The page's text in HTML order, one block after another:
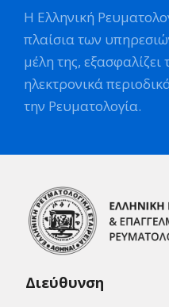
Η Ελληνική
πλαίσια των
μέλη της,
ηλεκτρονικά
την Ρευματολογία.
Διεύθυνση